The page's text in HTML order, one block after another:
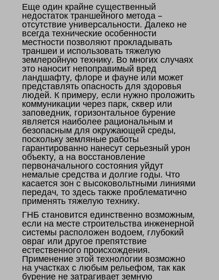
Еще один крайне существенный
недостаток траншейного метода –
отсутствие универсальности. Далеко не
всегда технические особенности
местности позволяют прокладывать
траншеи и использовать тяжелую
землеройную технику. Во многих случаях
это наносит непоправимый вред
ландшафту, флоре и фауне или может
представлять опасность для здоровья
людей. К примеру, если нужно проложить
коммуникации через парк, сквер или
заповедник, горизонтальное бурение
является наиболее рациональным и
безопасным для окружающей среды,
поскольку земляные работы
гарантированно нанесут серьезный урон
объекту, а на восстановление
первоначального состояния уйдут
немалые средства и долгие годы. Что
касается зон с высоковольтными линиями
передач, то здесь также проблематично
применять тяжелую технику.
ГНБ становится единственно возможным,
если на месте строительства инженерной
системы расположен водоем, глубокий
овраг или другое препятствие
естественного происхождения.
Применение этой технологии возможно
на участках с любым рельефом, так как
бурение не затрагивает земную